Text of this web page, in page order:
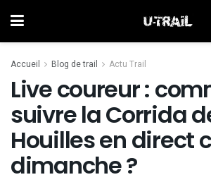
Accueil Blog de trail Actu Trail
Live coureur :
suivre la Corrida
Houilles en direct
dimanche ?